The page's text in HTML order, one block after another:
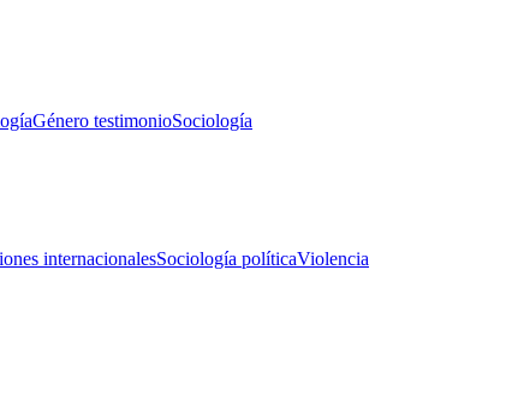
Género testimonioSociología
internacionalesSociología políticaViolencia